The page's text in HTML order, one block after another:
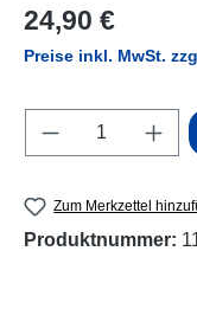
Regulärer Preis:
24,90 €
Preise inkl. MwSt.
Produkt
Zum Merkzettel
Produktnummer: